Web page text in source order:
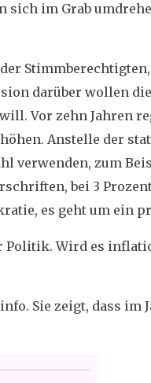
im Grab
Stimmberechtigten,
darüber wollen
Vor zehn Jahren
Anstelle der
verwenden, zum
bei 3 Prozent
es geht um ein
Wird es
Sie zeigt, dass im